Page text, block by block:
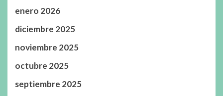
enero 2026
diciembre 2025
noviembre 2025
octubre 2025
septiembre 2025